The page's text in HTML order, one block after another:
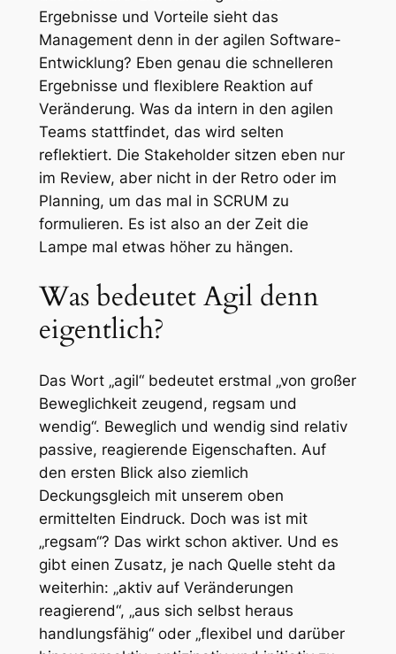
Ergebnisse und Vorteile sieht das
Management denn in der agilen Software-
Entwicklung? Eben genau die schnelleren
Ergebnisse und flexiblere Reaktion auf
Veränderung. Was da intern in den agilen
Teams stattfindet, das wird selten
reflektiert. Die Stakeholder sitzen eben nur
im Review, aber nicht in der Retro oder im
Planning, um das mal in SCRUM zu
formulieren. Es ist also an der Zeit die
Lampe mal etwas höher zu hängen.
Was bedeutet Agil denn
eigentlich?
Das Wort „agil“ bedeutet erstmal „von großer
Beweglichkeit zeugend, regsam und
wendig“. Beweglich und wendig sind relativ
passive, reagierende Eigenschaften. Auf
den ersten Blick also ziemlich
Deckungsgleich mit unserem oben
ermittelten Eindruck. Doch was ist mit
„regsam“? Das wirkt schon aktiver. Und es
gibt einen Zusatz, je nach Quelle steht da
weiterhin: „aktiv auf Veränderungen
reagierend“, „aus sich selbst heraus
handlungsfähig“ oder „flexibel und darüber